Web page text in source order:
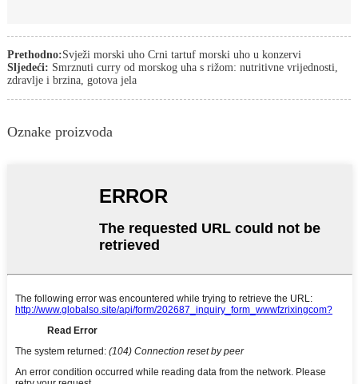
Prethodno:Svježi morski uho Crni tartuf morski uho u konzervi
Sljedeći: Smrznuti curry od morskog uha s rižom: nutritivne vrijednosti,
zdravlje i brzina, gotova jela
Oznake proizvoda